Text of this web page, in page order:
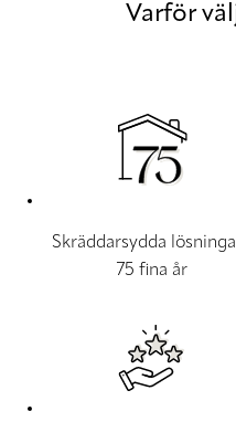
Varför
Skräddarsydda
75 fina år